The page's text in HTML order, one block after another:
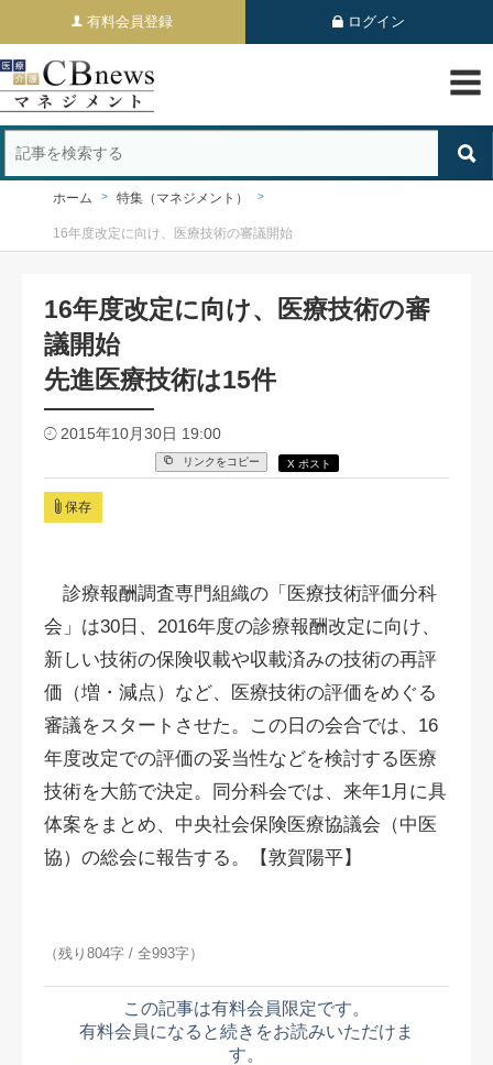
有料会員登録 ログイン
ホーム 特集（マネジメント）
16年度改定に向け、医療技術の審議開始
16年度改定に向け、医療技術の審
議開始
先進医療技術は15件
2015年10月30日 19:00
リンクをコピー X ポスト
保存
診療報酬調査専門組織の「医療技術評価分科
会」は30日、2016年度の診療報酬改定に向け、
新しい技術の保険収載や収載済みの技術の再評
価（増・減点）など、医療技術の評価をめぐる
審議をスタートさせた。この日の会合では、16
年度改定での評価の妥当性などを検討する医療
技術を大筋で決定。同分科会では、来年1月に具
体案をまとめ、中央社会保険医療協議会（中医
協）の総会に報告する。【敦賀陽平】
（残り804字 / 全993字）
この記事は有料会員限定です。
有料会員になると続きをお読みいただけま
す。